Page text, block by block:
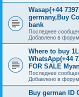
Wasap{+44
germany,Buy
bank
Последнее
Добавлено в
Where to buy
WhatsApp(+44
FOR SALE
Последнее
Добавлено в
Buy german ID